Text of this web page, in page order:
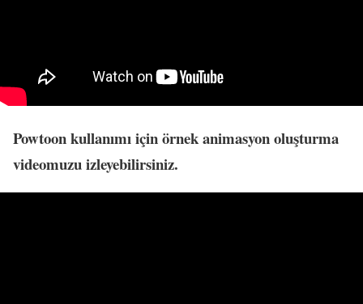
Powtoon kullanımı için örnek animasyon oluşturma
videomuzu izleyebilirsiniz.